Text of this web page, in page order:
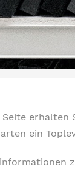
erhalten
ein